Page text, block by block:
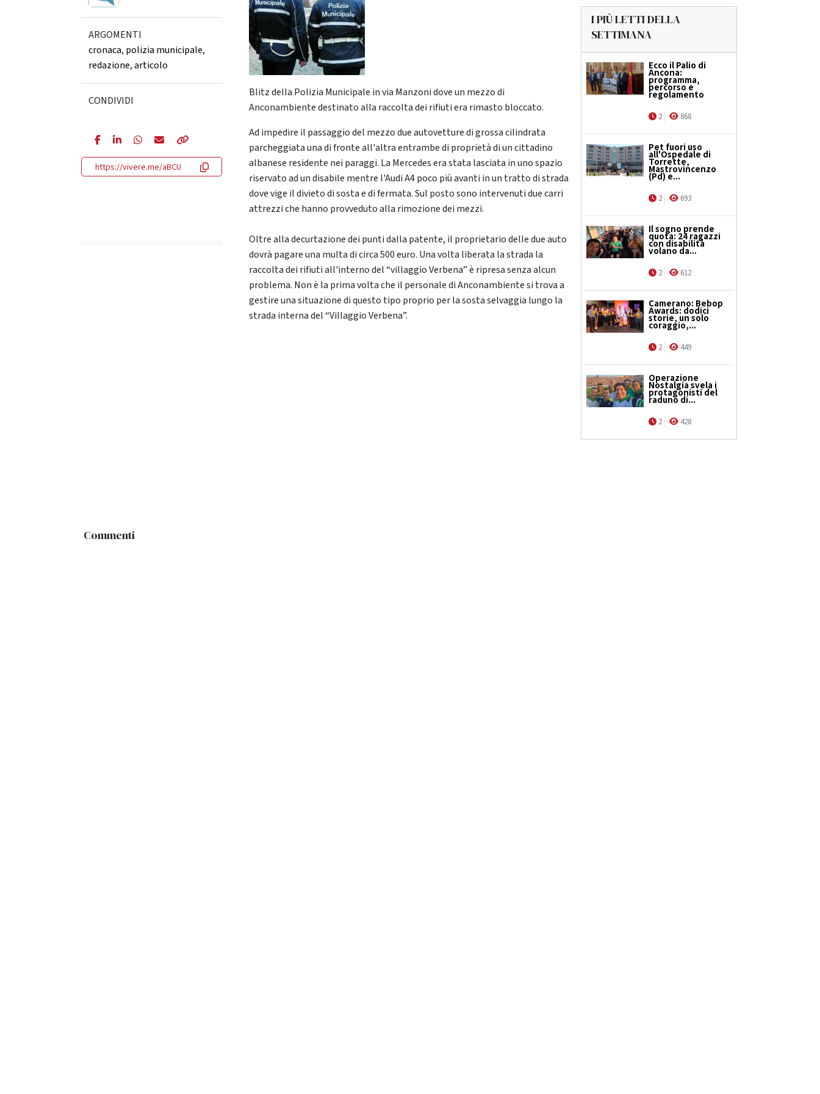
ARGOMENTI
cronaca, polizia municipale,
redazione,articolo
CONDIVIDI
https://vivere.me/aBCU
Blitz della Polizia Municipale in via Manzoni dove un mezzo di
Anconambiente destinato alla raccolta dei rifiuti era rimasto bloccato.
Ad impedire il passaggio del mezzo due autovetture di grossa cilindrata
parcheggiata una di fronte all'altra entrambe di proprietà di un cittadino
albanese residente nei paraggi. La Mercedes era stata lasciata in uno spazio
riservato ad un disabile mentre l'Audi A4 poco più avanti in un tratto di strada
dove vige il divieto di sosta e di fermata. Sul posto sono intervenuti due carri
attrezzi che hanno provveduto alla rimozione dei mezzi.
Oltre alla decurtazione dei punti dalla patente, il proprietario delle due auto
dovrà pagare una multa di circa 500 euro. Una volta liberata la strada la
raccolta dei rifiuti all'interno del “villaggio Verbena” è ripresa senza alcun
problema. Non è la prima volta che il personale di Anconambiente si trova a
gestire una situazione di questo tipo proprio per la sosta selvaggia lungo la
strada interna del “Villaggio Verbena”.
I PIÙ LETTI DELLA
SETTIMANA
Ecco il Palio di
Ancona:
programma,
percorso e
regolamento
2 868
Pet fuori uso
all'Ospedale di
Torrette,
Mastrovincenzo
(Pd) e...
2 693
Il sogno prende
quota: 24 ragazzi
con disabilità
volano da...
2 612
Camerano: Bebop
Awards: dodici
storie, un solo
coraggio,...
2 449
Operazione
Nostalgia svela i
protagonisti del
raduno di...
2 428
Commenti